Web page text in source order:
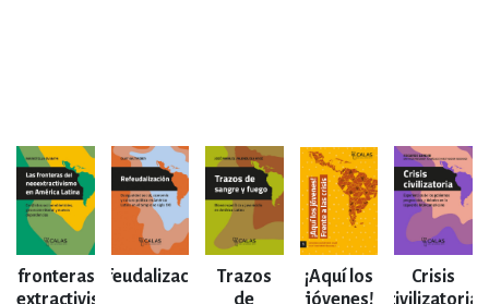
fronteras delRefeudalización
Trazos
de
¡Aquí los
jóvenes!
Crisis
civilizatoria